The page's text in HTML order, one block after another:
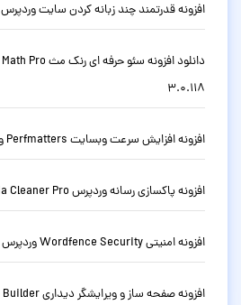
افزونه قدرتمند چند زبانه کردن سایت وردپرس WPML نسخه 4.9.6
3.0.118
افزونه افزایش سرعت وبسایت Perfmatters وردپرس نسخه 2.6.6
افزونه پاکسازی رسانه وردپرس Media Cleaner Pro نسخه 7.0.8
افزونه امنیتی Wordfence Security وردپرس نسخه 8.1.4